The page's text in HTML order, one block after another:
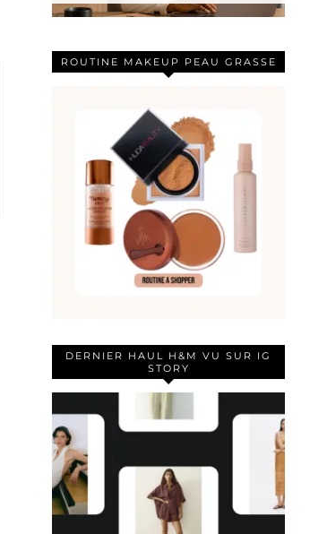
ROUTINE MAKEUP PEAU GRASSE
DERNIER HAUL H&M VU SUR IG
STORY